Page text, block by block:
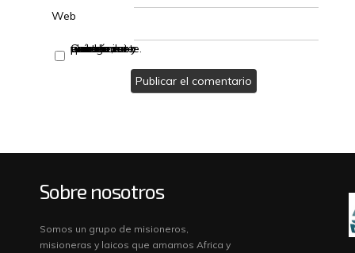
Web
Guarda mi nombre, correo electrónico y web en este navegador para la próxima vez que comente.
Sobre nosotros
Somos un grupo de misioneros,
misioneras y laicos que amamos Africa y